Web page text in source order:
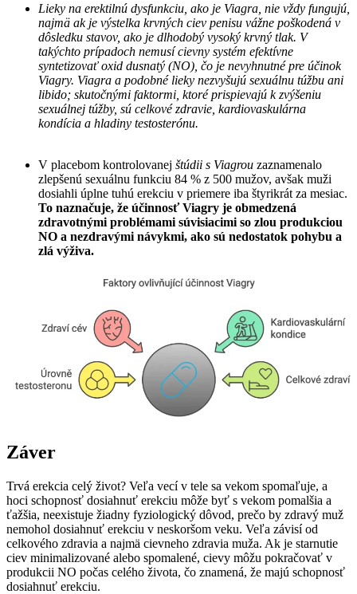
Lieky na erektilnú dysfunkciu, ako je Viagra, nie vždy fungujú,
najmä ak je výstelka krvných ciev penisu vážne poškodená v
dôsledku stavov, ako je dlhodobý vysoký krvný tlak. V
takýchto prípadoch nemusí cievny systém efektívne
syntetizovať oxid dusnatý (NO), čo je nevyhnutné pre účinok
Viagry. Viagra a podobné lieky nezvyšujú sexuálnu túžbu ani
libido; skutočnými faktormi, ktoré prispievajú k zvýšeniu
sexuálnej túžby, sú celkové zdravie, kardiovaskulárna
kondícia a hladiny testosterónu.
V placebom kontrolovanej štúdii s Viagrou zaznamenalo
zlepšenú sexuálnu funkciu 84 % z 500 mužov, avšak muži
dosiahli úplne tuhú erekciu v priemere iba štyrikrát za mesiac.
To naznačuje, že účinnosť Viagry je obmedzená
zdravotnými problémami súvisiacimi so zlou produkciou
NO a nezdravými návykmi, ako sú nedostatok pohybu a
zlá výživa.
Záver
Trvá erekcia celý život? Veľa vecí v tele sa vekom spomaľuje, a
hoci schopnosť dosiahnuť erekciu môže byť s vekom pomalšia a
ťažšia, neexistuje žiadny fyziologický dôvod, prečo by zdravý muž
nemohol dosiahnuť erekciu v neskoršom veku. Veľa závisí od
celkového zdravia a najmä cievneho zdravia muža. Ak je starnutie
ciev minimalizované alebo spomalené, cievy môžu pokračovať v
produkcii NO počas celého života, čo znamená, že majú schopnosť
dosiahnuť erekciu.